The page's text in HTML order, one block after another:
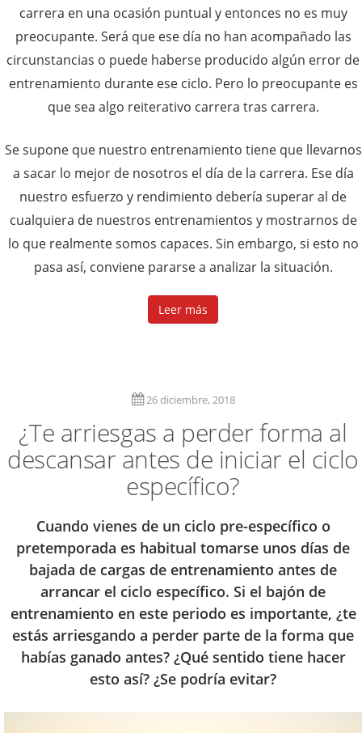
carrera en una ocasión puntual y entonces no es muy
preocupante. Será que ese día no han acompañado las
circunstancias o puede haberse producido algún error de
entrenamiento durante ese ciclo. Pero lo preocupante es
que sea algo reiterativo carrera tras carrera.
Se supone que nuestro entrenamiento tiene que llevarnos
a sacar lo mejor de nosotros el día de la carrera. Ese día
nuestro esfuerzo y rendimiento debería superar al de
cualquiera de nuestros entrenamientos y mostrarnos de
lo que realmente somos capaces. Sin embargo, si esto no
pasa así, conviene pararse a analizar la situación.
Leer más
26 diciembre, 2018
¿Te arriesgas a perder forma al
descansar antes de iniciar el ciclo
específico?
Cuando vienes de un ciclo pre-específico o
pretemporada es habitual tomarse unos días de
bajada de cargas de entrenamiento antes de
arrancar el ciclo específico. Si el bajón de
entrenamiento en este periodo es importante, ¿te
estás arriesgando a perder parte de la forma que
habías ganado antes? ¿Qué sentido tiene hacer
esto así? ¿Se podría evitar?